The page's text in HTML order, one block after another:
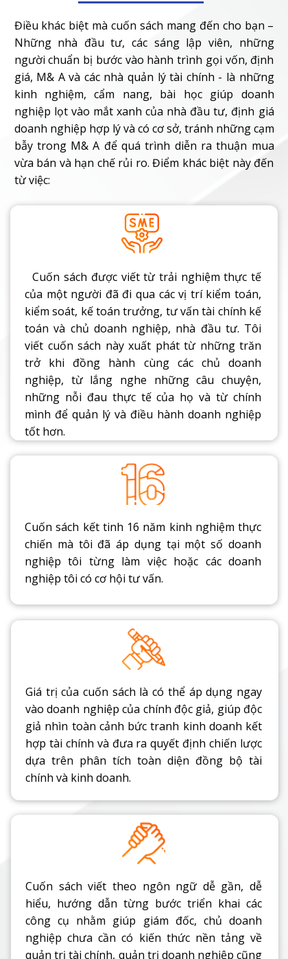
Cuốn sách được viết từ trải nghiệm thực tế
của một người đã đi qua các vị trí kiểm toán,
kiểm soát, kế toán trưởng, tư vấn tài chính kế
toán và chủ doanh nghiệp, nhà đầu tư. Tôi
viết cuốn sách này xuất phát từ những trăn
trở khi đồng hành cùng các chủ doanh
nghiệp, từ lắng nghe những câu chuyện,
những nỗi đau thực tế của họ và từ chính
mình để quản lý và điều hành doanh nghiệp
tốt hơn.
Cuốn sách kết tinh 16 năm kinh nghiệm thực
chiến mà tôi đã áp dụng tại một số doanh
nghiệp tôi từng làm việc hoặc các doanh
nghiệp tôi có cơ hội tư vấn.
Giá trị của cuốn sách là có thể áp dụng ngay
vào doanh nghiệp của chính độc giả, giúp độc
giả nhìn toàn cảnh bức tranh kinh doanh kết
hợp tài chính và đưa ra quyết định chiến lược
dựa trên phân tích toàn diện đồng bộ tài
chính và kinh doanh.
Cuốn sách viết theo ngôn ngữ dễ gần, dễ
hiểu, hướng dẫn từng bước triển khai các
công cụ nhằm giúp giám đốc, chủ doanh
nghiệp chưa cần có kiến thức nền tảng về
quản trị tài chính, quản trị doanh nghiệp cũng
Điều khác biệt mà cuốn sách mang đến cho bạn –
Những nhà đầu tư, các sáng lập viên, những
người chuẩn bị bước vào hành trình gọi vốn, định
giá, M& A và các nhà quản lý tài chính - là những
kinh nghiệm, cẩm nang, bài học giúp doanh
nghiệp lọt vào mắt xanh của nhà đầu tư, định giá
doanh nghiệp hợp lý và có cơ sở, tránh những cạm
bẫy trong M& A để quá trình diễn ra thuận mua
vừa bán và hạn chế rủi ro. Điểm khác biệt này đến
từ việc: